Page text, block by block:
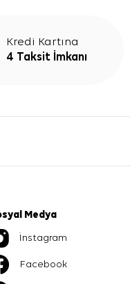
Kredi Kartına
4 Taksit İmkanı
Medya
İnstagram
Facebook